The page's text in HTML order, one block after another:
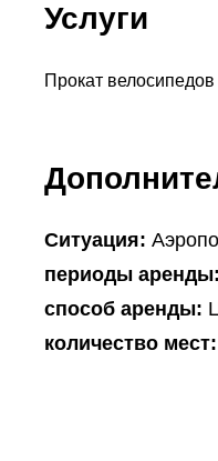
Услуги
Прокат велосипедов
Ситуация:
периоды аренды:
способ аренды:
количество мест: